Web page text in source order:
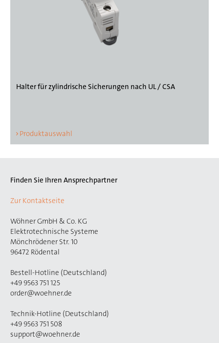
Halter für zylindrische Sicherungen nach UL / CSA
Produktauswahl
Finden Sie Ihren Ansprechpartner
Zur Kontaktseite
Wöhner GmbH & Co. KG
Elektrotechnische Systeme
Mönchrödener Str. 10
96472 Rödental
Bestell-Hotline (Deutschland)
+49 9563 751 125
order@woehner.de
Technik-Hotline (Deutschland)
+49 9563 751 508
support@woehner.de